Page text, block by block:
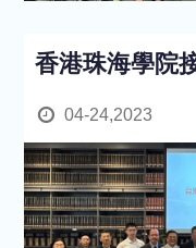
香港珠海學院
04-24,2023